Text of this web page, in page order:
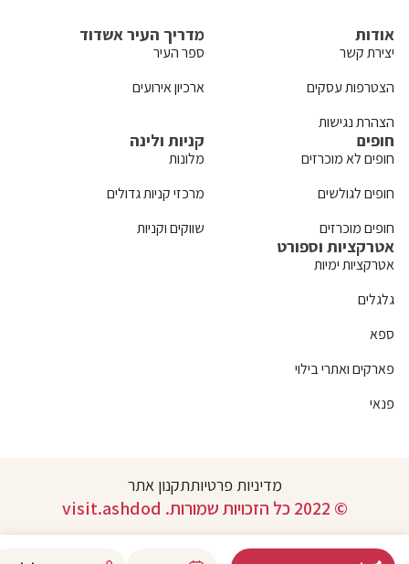
אודות
יצירת קשר
הצטרפות עסקים
הצהרת נגישות
מדריך העיר אשדוד
ספר העיר
ארכיון אירועים
חופים
חופים לא מוכרזים
חופים לגולשים
חופים מוכרזים
קניות ולינה
מלונות
מרכזי קניות גדולים
שווקים וקניות
אטרקציות וספורט
אטרקציות ימיות
גלגלים
ספא
פארקים ואתרי בילוי
פנאי
מדיניות פרטיותתקנון אתר
© 2022 כל הזכויות שמורות. visit.ashdod